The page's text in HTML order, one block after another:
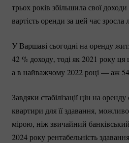
трьох років збільшила свої
вартість оренди за цей час
У Варшаві сьогодні на оренду
42 % доходу, тоді як 2021 року
а в найважчому 2022 році — аж
Завдяки стабілізації цін на
квартири для її здавання,
мірою, ніж звичайний
2024 року рентабельність